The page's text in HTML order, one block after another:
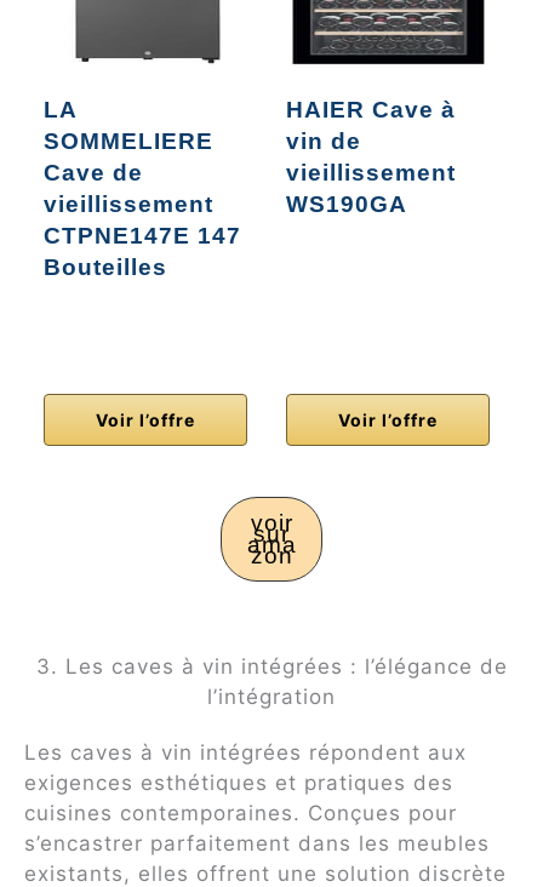
LA
SOMMELIERE
Cave de
vieillissement
CTPNE147E 147
Bouteilles
Voir l’offre
HAIER Cave à
vin de
vieillissement
WS190GA
Voir l’offre
voir
sur
ama
zon
3. Les caves à vin intégrées : l’élégance de
l’intégration
Les caves à vin intégrées répondent aux
exigences esthétiques et pratiques des
cuisines contemporaines. Conçues pour
s’encastrer parfaitement dans les meubles
existants, elles offrent une solution discrète